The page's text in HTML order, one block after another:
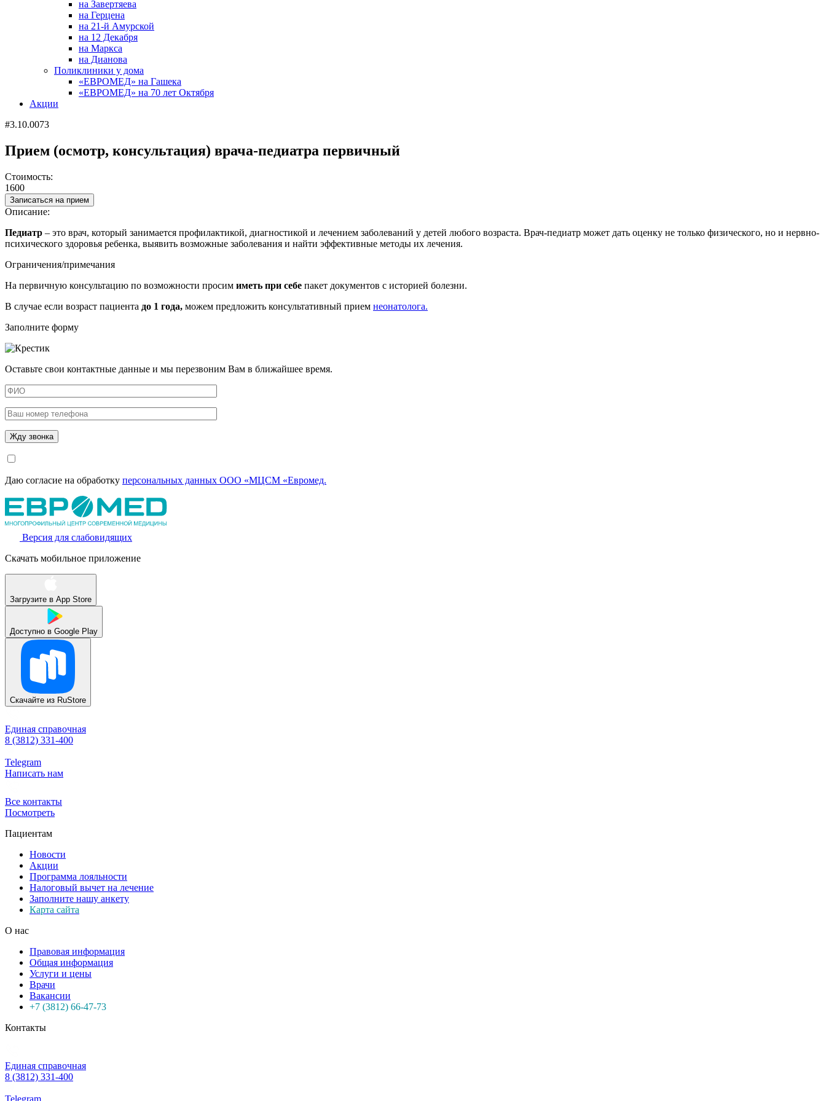
на Завертяева
на Герцена
на 21-й Амурской
на 12 Декабря
на Маркса
на Дианова
Поликлиники у дома
«ЕВРОМЕД» на Гашека
«ЕВРОМЕД» на 70 лет Октября
Акции
#3.10.0073
Прием (осмотр, консультация) врача-педиатра первичный
Стоимость:
1600
Записаться на прием
Описание:
Педиатр – это врач, который занимается профилактикой, диагностикой и лечением заболеваний у детей любого возраста. Врач-педиатр может дать оценку не только физического, но и нервно-
психического здоровья ребенка, выявить возможные заболевания и найти эффективные методы их лечения.
Ограничения/примечания
На первичную консультацию по возможности просим иметь при себе пакет документов с историей болезни.
В случае если возраст пациента до 1 года, можем предложить консультативный прием неонатолога.
Заполните форму
Оставьте свои контактные данные и мы перезвоним Вам в ближайшее время.
Даю согласие на обработку персональных данных ООО «МЦСМ «Евромед.
Версия для слабовидящих
Скачать мобильное приложение
Загрузите в App Store
Доступно в Google Play
Скачайте из RuStore
Единая справочная
8 (3812) 331-400
Telegram
Написать нам
Все контакты
Посмотреть
Пациентам
Новости
Акции
Программа лояльности
Налоговый вычет на лечение
Заполните нашу анкету
Карта сайта
О нас
Правовая информация
Общая информация
Услуги и цены
Врачи
Вакансии
+7 (3812) 66-47-73
Контакты
Единая справочная
8 (3812) 331-400
Telegram